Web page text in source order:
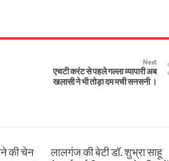
Next
एचटी करंट से पहले गल्ला व्यापारी अब
खलासी ने भी तोड़ा दम मची सनसनी ।
की चेन
लालगंज की बेटी डॉ. शुभ्रा साहू